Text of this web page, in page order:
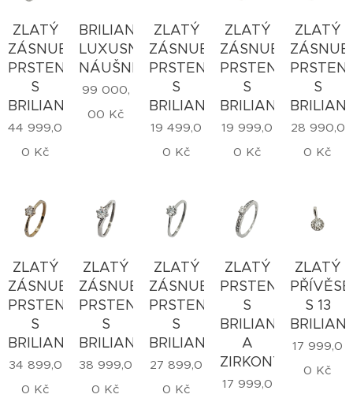
ZLATÝ
ZÁSNUBNÍ
PRSTEN
S
BRILIANTEM
44 999,0
0 Kč
BRILIANTOVÉ
LUXUSNÍ
NÁUŠNICE
99 000,
00 Kč
ZLATÝ
ZÁSNUBNÍ
PRSTEN
S
BRILIANTEM
19 499,0
0 Kč
ZLATÝ
ZÁSNUBNÍ
PRSTEN
S
BRILIANTEM
19 999,0
0 Kč
ZLATÝ
PRSTEN
S
28 990,0
0 Kč
ZLATÝ
ZÁSNUBNÍ
PRSTEN
S
BRILIANTEM
34 899,0
0 Kč
ZLATÝ
ZÁSNUBNÍ
PRSTEN
S
BRILIANTEM
38 999,0
0 Kč
ZLATÝ
ZÁSNUBNÍ
PRSTEN
S
BRILIANTEM
27 899,0
0 Kč
ZLATÝ
PRSTEN
S
BRILIANTEM
A
ZIRKONY
17 999,0
ZLATÝ
S 13
17 999,0
0 Kč